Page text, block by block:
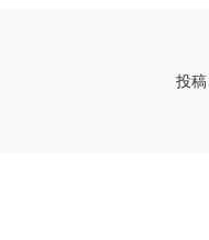
投稿